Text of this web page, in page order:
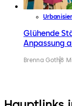
Glühende
Anpassung
Brenna Goth8